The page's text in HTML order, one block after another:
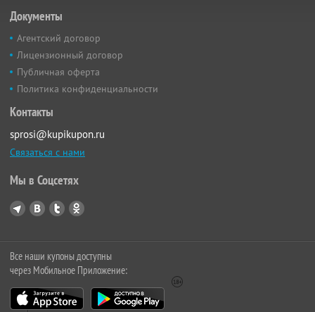
Документы
Агентский договор
Лицензионный договор
Публичная оферта
Политика конфиденциальности
Контакты
sprosi@kupikupon.ru
Связаться с нами
Мы в Соцсетях
Все наши купоны доступны
через Мобильное Приложение: